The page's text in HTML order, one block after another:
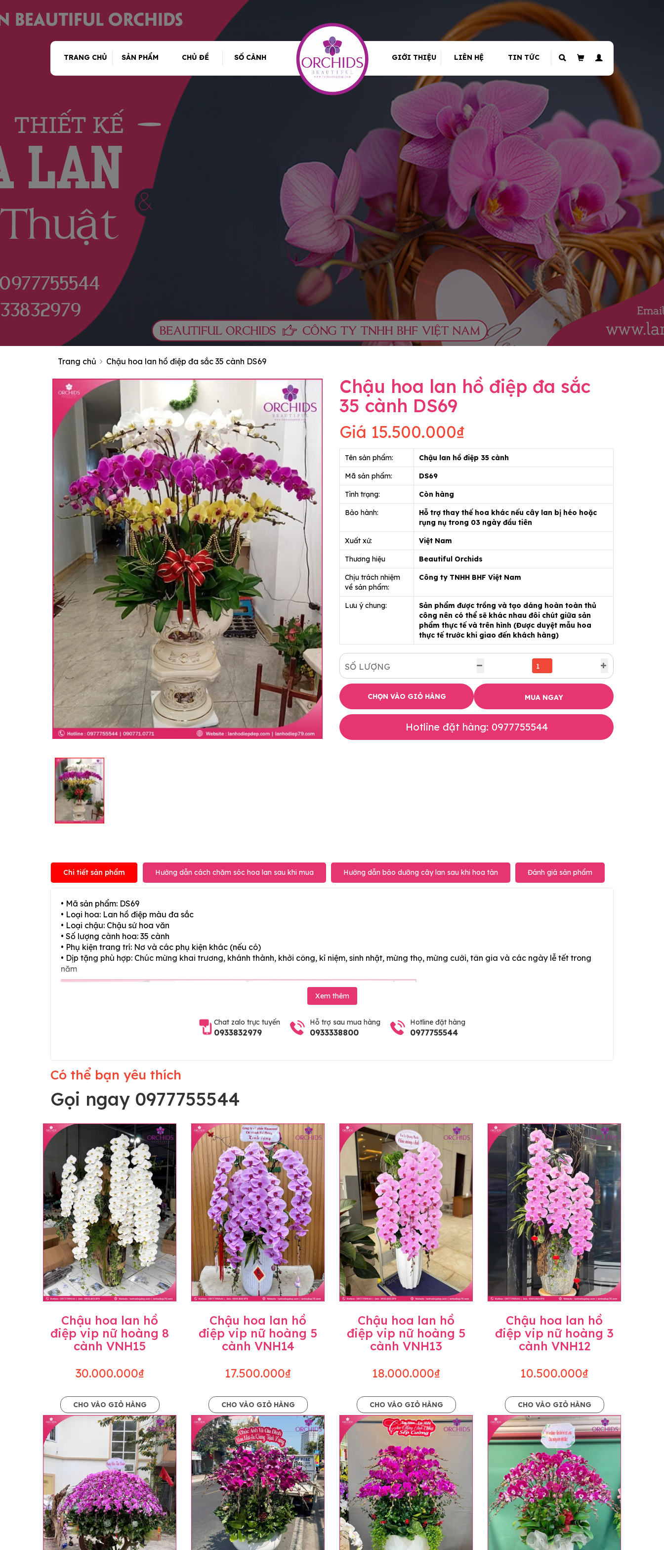
TRANG CHỦ SẢN PHẨM CHỦ ĐỀ SỐ CÀNH GIỚI THIỆU LIÊN HỆ TIN TỨC
Trang chủ Chậu hoa lan hồ điệp đa sắc 35 cành DS69
Chậu hoa lan hồ điệp đa sắc
35 cành DS69
Giá 15.500.000₫
Tên sản phẩm: Chậu lan hồ điệp 35 cành
Mã sản phẩm: DS69
Tình trạng: Còn hàng
Bảo hành:
Hỗ trợ thay thế hoa khác nếu cây lan bị héo hoặc
rụng nụ trong 03 ngày đầu tiên
Xuất xứ: Việt Nam
Thương hiệu Beautiful Orchids
Chịu trách nhiệm
về sản phẩm:
Công ty TNHH BHF Việt Nam
Lưu ý chung:
Sản phẩm được trồng và tạo dáng hoàn toàn thủ
công nên có thể sẽ khác nhau đôi chút giữa sản
phẩm thực tế và trên hình (Được duyệt mẫu hoa
thực tế trước khi giao đến khách hàng)
SỐ LƯỢNG
CHỌN VÀO GIỎ HÀNG MUA NGAY
Hotline đặt hàng: 0977755544
Chi tiết sản phẩm Hướng dẫn cách chăm sóc hoa lan sau khi mua Hướng dẫn bảo dưỡng cây lan sau khi hoa tàn Đánh giá sản phẩm
• Mã sản phẩm: DS69
• Loại hoa: Lan hồ điệp màu đa sắc
• Loại chậu: Chậu sứ hoa văn
• Số lượng cành hoa: 35 cành
• Phụ kiện trang trí: Nơ và các phụ kiện khác (nếu có)
• Dịp tặng phù hợp: Chúc mừng khai trương, khánh thành, khởi công, kỉ niệm, sinh nhật, mừng thọ, mừng cưới, tân gia và các ngày lễ tết trong
năm
Lưu ý trước khi đặt hàng
• Về cây hoa: Một chậu hoa lan hồ điệp đẹp và hoàn chỉnh sẽ được phối ghép từ nhiều cây hoa và tạo dáng hoàn toàn thủ công nên có thể sẽ
khác nhau đôi chút giữa sản phẩm thực tế và trên hình. Cây hoa lan còn phụ thuộc theo mùa và điều kiện khách quan, tùy vào thời điểm hoa nở
nhiều, nở ít khi shop có sẵn nên sẽ thay đổi về độ dầy hoa, thưa hoa và cách trang trí.
• Về kiểu dáng & phụ kiện: Beautiful Orchids cam kết sản phẩm được thực hiện dựa trên mẫu đã chọn với mức độ giống mẫu khoảng 80-90%,
nếu có thay đổi về màu sắc hoa và kiểu chậu cũng như phụ kiện trang trí chúng tôi sẽ chủ động liên lạc với khách hàng để thông báo và tư vấn
loại hoa và phụ kiện thay thế, vẫn giữ nguyên mức giá không thay đổi. Trường hợp không đủ thời gian hoặc không liên lạc được với người
Xem thêm
Chat zalo trực tuyến
0933832979
Hỗ trợ sau mua hàng
0933338800
Hotline đặt hàng
0977755544
Có thể bạn yêu thích
Gọi ngay 0977755544
Chậu hoa lan hồ
điệp vip nữ hoàng 8
cành VNH15
30.000.000₫
CHO VÀO GIỎ HÀNG
Chậu hoa lan hồ
điệp vip nữ hoàng 5
cành VNH14
17.500.000₫
CHO VÀO GIỎ HÀNG
Chậu hoa lan hồ
điệp vip nữ hoàng 5
cành VNH13
18.000.000₫
CHO VÀO GIỎ HÀNG
Chậu hoa lan hồ
điệp vip nữ hoàng 3
cành VNH12
10.500.000₫
CHO VÀO GIỎ HÀNG